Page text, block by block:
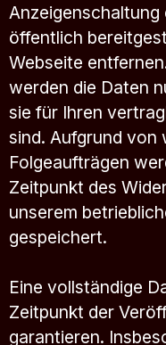
öffentlich
Webseite
werden die Daten
sie für Ihren
sind. Aufgrund von
Folgeaufträgen
Zeitpunkt des
unserem
gespeichert.
Eine vollständige
Zeitpunkt der
garantieren.